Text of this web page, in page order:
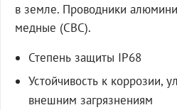
в земле. Проводники
медные (СВС).
Степень защиты IP68
Устойчивость к коррозии,
внешним загрязнениям